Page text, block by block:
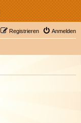
Anmelden
Registrieren